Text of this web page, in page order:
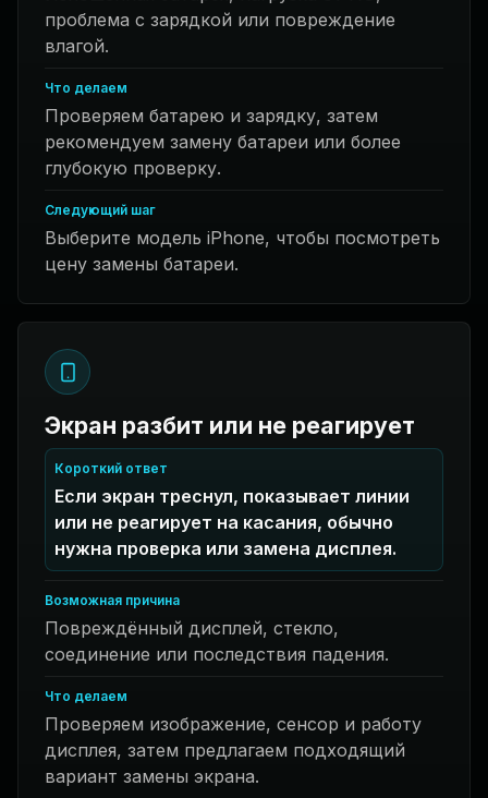
проблема с зарядкой или повреждение
влагой.
Что делаем
Проверяем батарею и зарядку, затем
рекомендуем замену батареи или более
глубокую проверку.
Следующий шаг
Выберите модель iPhone, чтобы посмотреть
цену замены батареи.
Экран разбит или не реагирует
Короткий ответ
Если экран треснул, показывает линии
или не реагирует на касания, обычно
нужна проверка или замена дисплея.
Возможная причина
Повреждённый дисплей, стекло,
соединение или последствия падения.
Что делаем
Проверяем изображение, сенсор и работу
дисплея, затем предлагаем подходящий
вариант замены экрана.